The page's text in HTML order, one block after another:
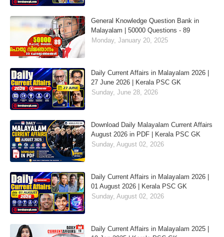
General Knowledge Question Bank in
Malayalam | 50000 Questions - 89
Monday, January 20, 2025
Daily Current Affairs in Malayalam 2026 |
27 June 2026 | Kerala PSC GK
Sunday, June 28, 2026
Download Daily Malayalam Current Affairs
August 2026 in PDF | Kerala PSC GK
Sunday, August 02, 2026
Daily Current Affairs in Malayalam 2026 |
01 August 2026 | Kerala PSC GK
Sunday, August 02, 2026
Daily Current Affairs in Malayalam 2025 |